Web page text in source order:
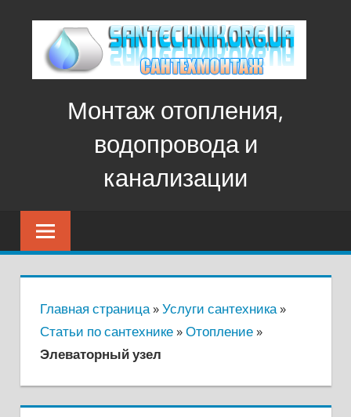
контенту
Монтаж отопления,
водопровода и
канализации
Монтаж
отопления,
водопровода
Главная страница»Услуги сантехника»
Статьи по сантехнике »Отопление »
Элеваторный узел